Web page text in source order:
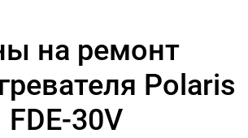
на ремонт
Polaris
FDE-30V